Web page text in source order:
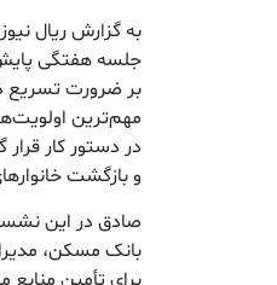
به گزارش ریال
بر ضرورت تسریع
مهم‌ترین
در دستور کار
و بازگشت
صادق در این
بانک مسکن،